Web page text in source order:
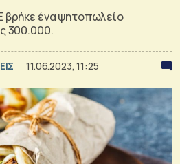
βρήκε ένα ψητοπωλείο
300.000.
11.06.2023, 11:25